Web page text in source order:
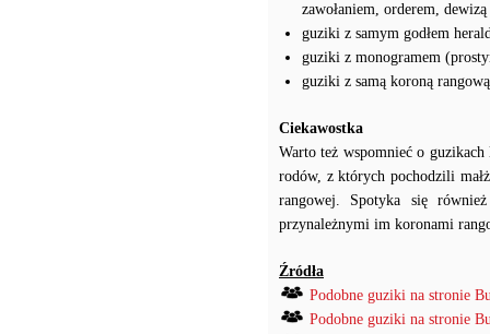
zawołaniem, orderem,
guziki z samym godłem
guziki z monogramem
guziki z samą koroną
Ciekawostka
Warto też wspomnieć o
rodów, z których pochodzili
rangowej. Spotyka się
przynależnymi im koronami
Źródła
Podobne guziki na stronie
Podobne guziki na stronie